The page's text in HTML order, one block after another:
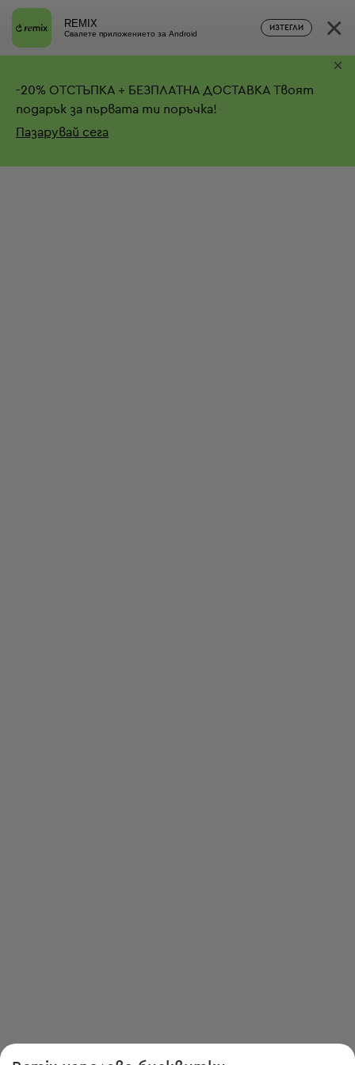
REMIX
Свалете приложението за Android
ИЗТЕГЛИ ×
-20% ОТСТЪПКА + БЕЗПЛАТНА ДОСТАВКА Твоят
подарък за първата ти поръчка!
Пазарувай сега
×